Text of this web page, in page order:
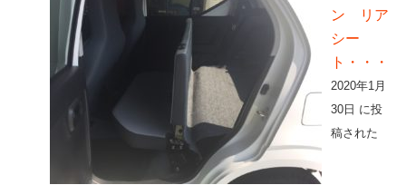
ン リア
シー
ト・・・
2020年1月
30日 に投
稿された